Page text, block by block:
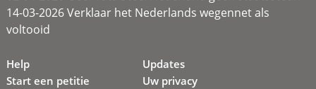
14-03-2026 Verklaar het Nederlands wegennet als
voltooid
Help
Start een petitie
Updates
Uw privacy